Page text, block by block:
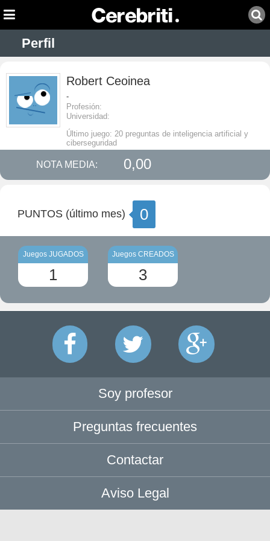
Perfil
Robert Ceoinea
-
Profesión:
Universidad:
Último juego: 20 preguntas de inteligencia artificial y
ciberseguridad
NOTA MEDIA: 0,00
PUNTOS (último mes) 0
Juegos JUGADOS
1
Juegos CREADOS
3
Soy profesor
Preguntas frecuentes
Contactar
Aviso Legal